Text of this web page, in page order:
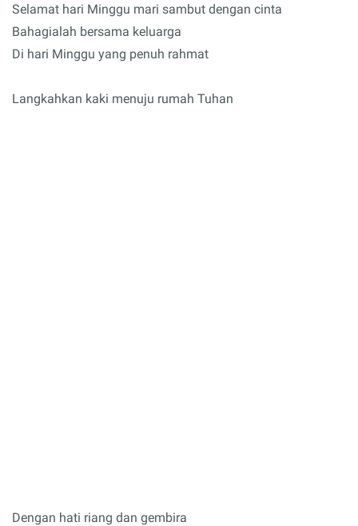
Selamat hari Minggu mari sambut dengan cinta
Bahagialah bersama keluarga
Di hari Minggu yang penuh rahmat
Langkahkan kaki menuju rumah Tuhan
Dengan hati riang dan gembira